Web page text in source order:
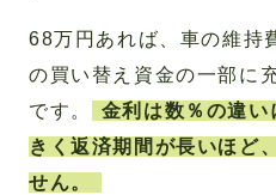
68万円あれば、車の維持
の買い替え資金の一部に
です。
金利は数％の違
きく返済期間が長いほど
せん。